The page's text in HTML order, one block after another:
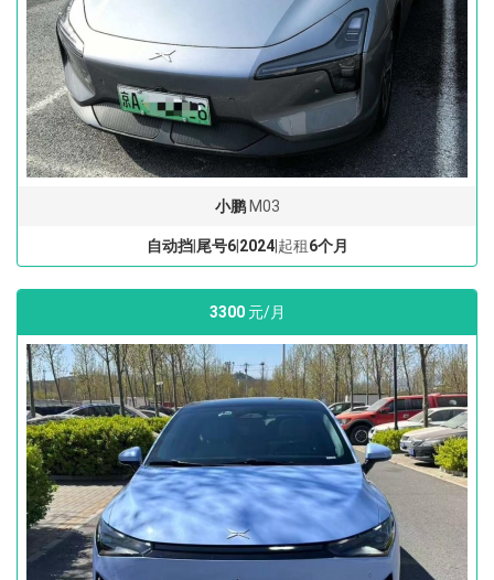
小鹏M03
自动挡| 尾号6| 2024|起租6个月
3300元/月